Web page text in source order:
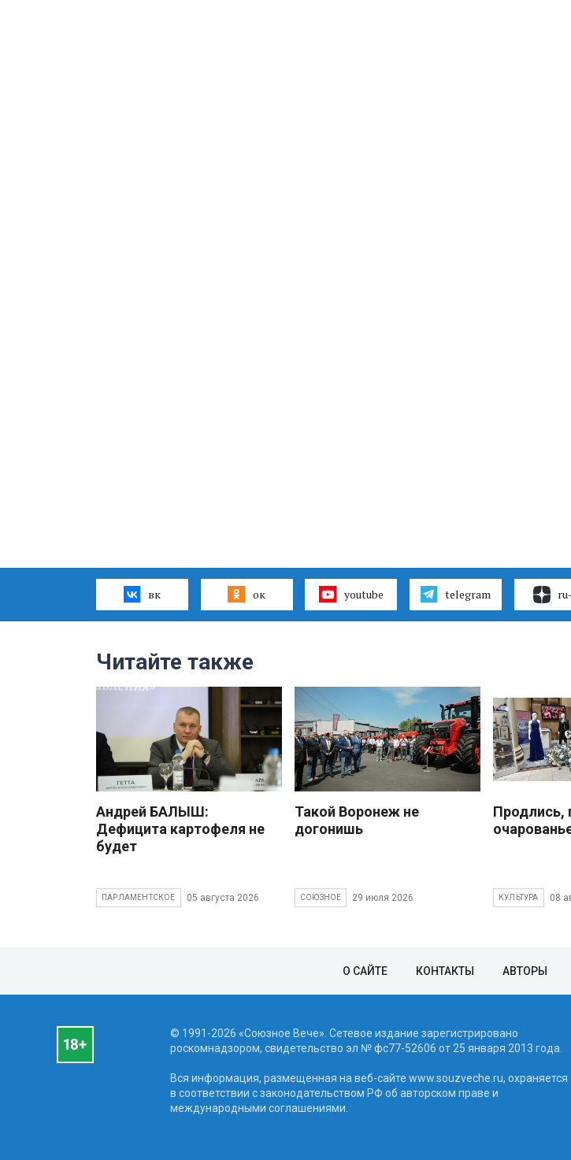
вк ок youtube telegram
Читайте также
Андрей БАЛЫШ:
Дефицита картофеля не
будет
ПАРЛАМЕНТСКОЕ 05 августа 2026
Такой Воронеж не
догонишь
СОЮЗНОЕ 29 июля 2026
Продлись,
КУЛЬТУРА 08
О САЙТЕ КОНТАКТЫ АВТОРЫ
© 1991-2026 «Союзное Вече». Сетевое издание зарегистрировано
роскомнадзором, свидетельство эл № фc77-52606 от 25 января 2013 года.
Вся информация, размещенная на веб-сайте www.souzveche.ru, охраняется
в соответствии с законодательством РФ об авторском праве и
международными соглашениями.